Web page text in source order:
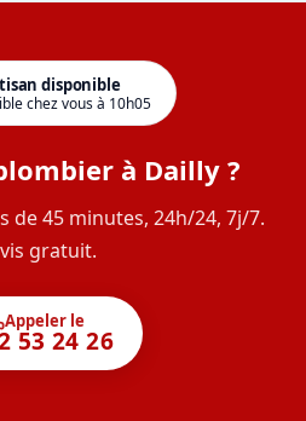
disponible
chez vous à 10h05
à Dailly ?
de 45 minutes, 24h/24, 7j/7.
gratuit.
Appeler le
53 24 26